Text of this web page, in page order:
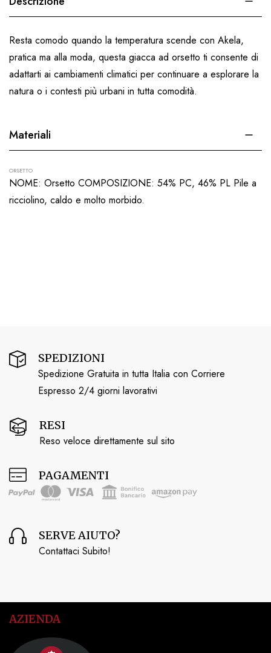
Resta comodo quando la temperatura scende con Akela,
pratica ma alla moda, questa giacca ad orsetto ti consente di
adattarti ai cambiamenti climatici per continuare a esplorare la
natura o i contesti più urbani in tutta comodità.
Materiali
ORSETTO
NOME: Orsetto COMPOSIZIONE: 54% PC, 46% PL Pile a
ricciolino, caldo e molto morbido.
SPEDIZIONI
Spedizione Gratuita in tutta Italia con Corriere
Espresso 2/4 giorni lavorativi
RESI
Reso veloce direttamente sul sito
PAGAMENTI
SERVE AIUTO?
Contattaci Subito!
AZIENDA